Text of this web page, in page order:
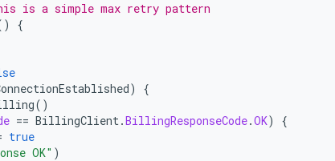
is a simple max retry pattern
{
)
{
()
== BillingClient.BillingResponseCode.OK)
{
true
OK" )